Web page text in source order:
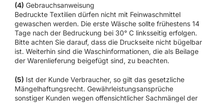
(4) Gebrauchsanweisung
Bedruckte Textilien dürfen nicht mit Feinwaschmittel
gewaschen werden. Die erste Wäsche sollte frühestens 14
Tage nach der Bedruckung bei 30° C linksseitig erfolgen.
Bitte achten Sie darauf, dass die Druckseite nicht bügelbar
ist. Weiterhin sind die Waschinformationen, die als Beilage
der Warenlieferung beigefügt sind, zu beachten.
(5) Ist der Kunde Verbraucher, so gilt das gesetzliche
Mängelhaftungsrecht. Gewährleistungsansprüche
sonstiger Kunden wegen offensichtlicher Sachmängel der